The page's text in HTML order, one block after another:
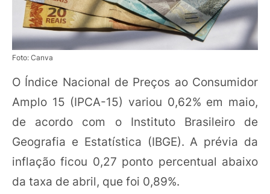
Foto: Canva
O Índice Nacional de Preços ao Consumidor
Amplo 15 (IPCA-15) variou 0,62% em maio,
de acordo com o Instituto Brasileiro de
Geografia e Estatística (IBGE). A prévia da
inflação ficou 0,27 ponto percentual abaixo
da taxa de abril, que foi 0,89%.